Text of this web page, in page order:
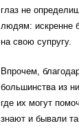
глаз не
людям: искренне
на свою супругу.
Впрочем,
большинства из
где их могут
знают и бывали